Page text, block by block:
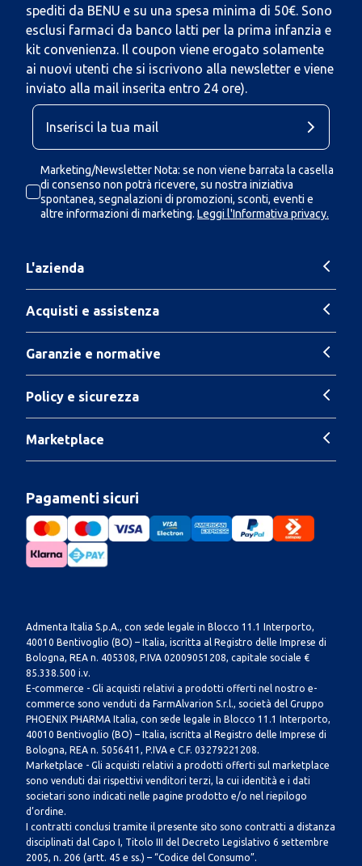
spediti da BENU e su una spesa minima di 50€. Sono
esclusi farmaci da banco latti per la prima infanzia e
kit convenienza. Il coupon viene erogato solamente
ai nuovi utenti che si iscrivono alla newsletter e viene
inviato alla mail inserita entro 24 ore).
Marketing/Newsletter Nota: se non viene barrata la casella
di consenso non potrà ricevere, su nostra iniziativa
spontanea, segnalazioni di promozioni, sconti, eventi e
altre informazioni di marketing. Leggi l'Informativa privacy.
L'azienda
Acquisti e assistenza
Garanzie e normative
Policy e sicurezza
Marketplace
Pagamenti sicuri
Admenta Italia S.p.A., con sede legale in Blocco 11.1 Interporto,
40010 Bentivoglio (BO) – Italia, iscritta al Registro delle Imprese di
Bologna, REA n. 405308, P.IVA 02009051208, capitale sociale €
85.338.500 i.v.
E-commerce - Gli acquisti relativi a prodotti offerti nel nostro e-
commerce sono venduti da FarmAlvarion S.r.l., società del Gruppo
PHOENIX PHARMA Italia, con sede legale in Blocco 11.1 Interporto,
40010 Bentivoglio (BO) – Italia, iscritta al Registro delle Imprese di
Bologna, REA n. 5056411, P.IVA e C.F. 03279221208.
Marketplace - Gli acquisti relativi a prodotti offerti sul marketplace
sono venduti dai rispettivi venditori terzi, la cui identità e i dati
societari sono indicati nelle pagine prodotto e/o nel riepilogo
d’ordine.
I contratti conclusi tramite il presente sito sono contratti a distanza
disciplinati dal Capo I, Titolo III del Decreto Legislativo 6 settembre
2005, n. 206 (artt. 45 e ss.) – “Codice del Consumo”.